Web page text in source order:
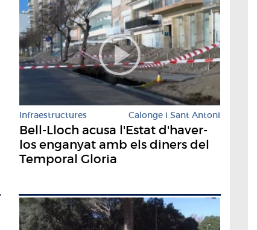
Infraestructures Calonge i Sant Antoni
Bell-Lloch acusa l'Estat d'haver-
los enganyat amb els diners del
Temporal Gloria